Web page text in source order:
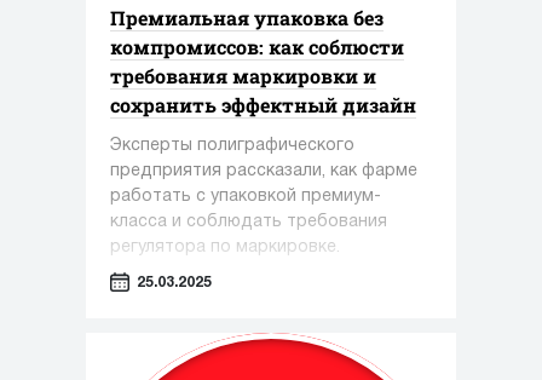
Премиальная упаковка без
компромиссов: как соблюсти
требования маркировки и
сохранить эффектный дизайн
Эксперты полиграфического
предприятия рассказали, как фарме
работать с упаковкой премиум-
класса и соблюдать требования
регулятора по маркировке.
25.03.2025